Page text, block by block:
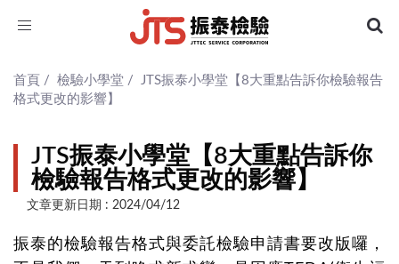
Toggle
首頁 / 檢驗小學堂 / JTS振泰小學堂【8大重點告訴你檢驗報告
格式更改的影響】
JTS振泰小學堂【8大重點告訴你
檢驗報告格式更改的影響】
文章更新日期 : 2024/04/12
振泰的檢驗報告格式與委託檢驗申請書要改版囉，